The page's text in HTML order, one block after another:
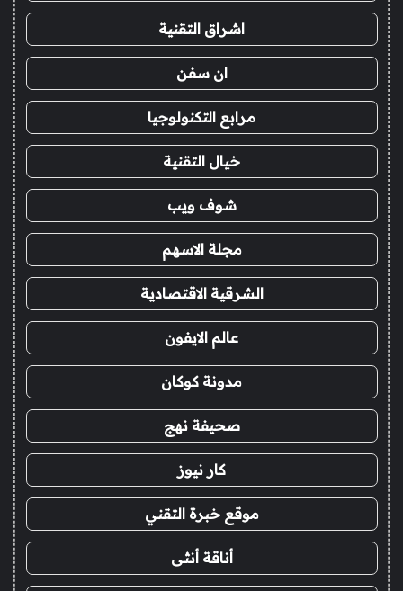
اشراق التقنية
ان سفن
مرابع التكنولوجيا
خيال التقنية
شوف ويب
مجلة الاسهم
الشرقية الاقتصادية
عالم الايفون
مدونة كوكان
صحيفة نهج
كار نيوز
موقع خبرة التقني
أناقة أنثى